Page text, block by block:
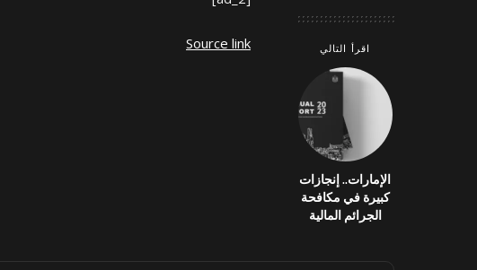
اقرأ التالي
الإمارات.. إنجازات
كبيرة في مكافحة
الجرائم المالية
Source link